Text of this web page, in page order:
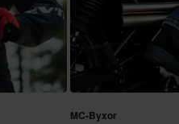
MC-Byxor